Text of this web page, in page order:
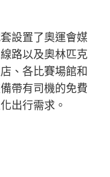
設置了奧運會媒
路以及奧林匹克
、各比賽場館和
帶有司機的免費
出行需求。